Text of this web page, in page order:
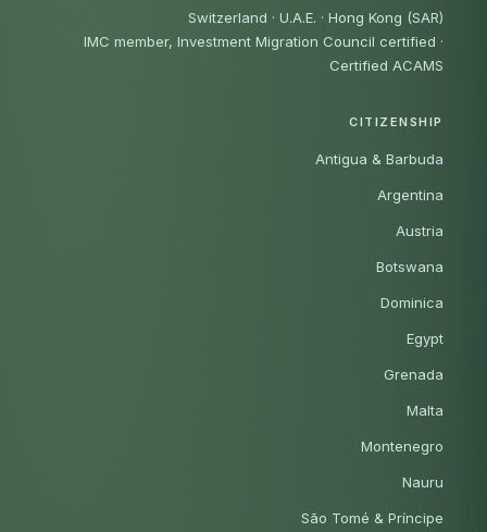
Switzerland · U.A.E. · Hong Kong (SAR)
IMC member, Investment Migration Council certified ·
Certified ACAMS
CITIZENSHIP
Antigua & Barbuda
Argentina
Austria
Botswana
Dominica
Egypt
Grenada
Malta
Montenegro
Nauru
São Tomé & Príncipe